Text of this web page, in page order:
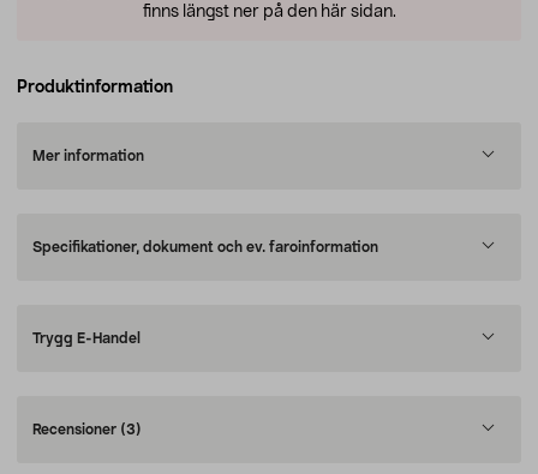
finns längst ner på den här sidan.
Produktinformation
Mer information
Specifikationer, dokument och ev. faroinformation
Trygg E-Handel
Recensioner (3)